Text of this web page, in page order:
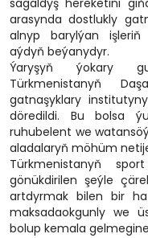
sagaldyş hereketini
arasynda dostlukly
alnyp barylýan işleriň
aýdyň beýanydyr.
Ýaryşyň ýokary
Türkmenistanyň
gatnaşyklary
döredildi. Bu bolsa
ruhubelent we
aladalaryň möhüm
Türkmenistanyň
gönükdirilen şeýle
artdyrmak bilen bir
maksadaokgunly we
bolup kemala